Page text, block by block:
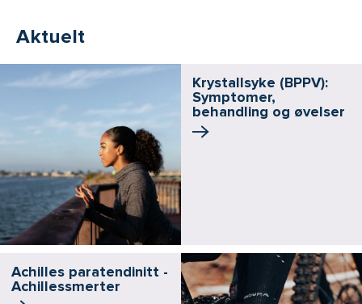
Aktuelt
Krystallsyke (BPPV):
Symptomer,
behandling og øvelser
Achilles paratendinitt -
Achillessmerter